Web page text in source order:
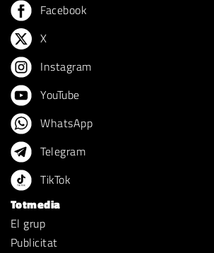
Facebook
X
Instagram
YouTube
WhatsApp
Telegram
TikTok
Totmedia
El grup
Publicitat